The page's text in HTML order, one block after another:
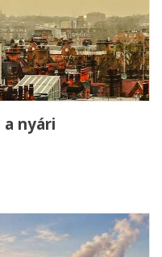
nyári